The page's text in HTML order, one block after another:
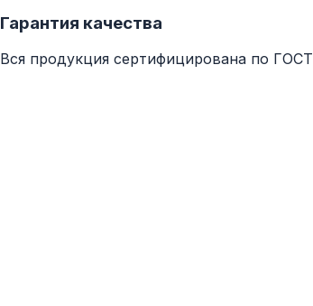
Гарантия качества
Вся продукция сертифицирована по ГОСТ